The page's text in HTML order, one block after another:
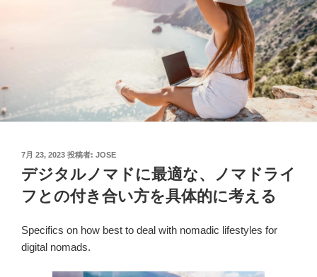
投
稿
日:
7月 23, 2023 投稿者: JOSE
デジタルノマドに最適な、ノマドライ
フとの付き合い方を具体的に考える
Specifics on how best to deal with nomadic lifestyles for
digital nomads.